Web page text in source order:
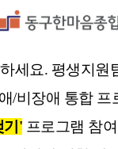
세요. 평생지원
/비장애 통합 프
' 프로그램 참